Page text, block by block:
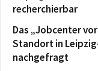
recherchierbar
Das „Jobcenter
Standort in
nachgefragt